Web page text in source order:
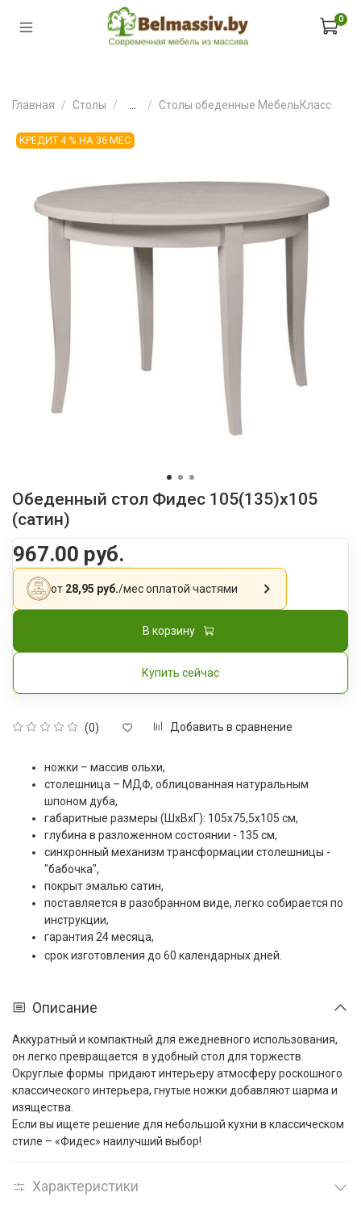
0
Главная Столы Столы обеденные МебельКласс
КРЕДИТ 4 % НА 36 МЕС
Обеденный стол Фидес 105(135)x105
(сатин)
(0) Добавить в сравнение
967.00 руб.
от 28,95 руб./месоплатой частями
В корзину
Купить сейчас
ножки – массив ольхи,
столешница – МДФ, облицованная натуральным
шпоном дуба,
габаритные размеры (ШxВxГ): 105х75,5х105 см,
глубина в разложенном состоянии - 135 см,
синхронный механизм трансформации столешницы -
"бабочка",
покрыт эмалью сатин,
поставляется в разобранном виде, легко собирается по
инструкции,
гарантия 24 месяца,
срок изготовления до 60 календарных дней.
Описание
Аккуратный и компактный для ежедневного использования,
он легко превращается в удобный стол для торжеств.
Округлые формы придают интерьеру атмосферу роскошного
классического интерьера, гнутые ножки добавляют шарма и
изящества.
Если вы ищете решение для небольшой кухни в классическом
стиле – «Фидес» наилучший выбор!
Характеристики